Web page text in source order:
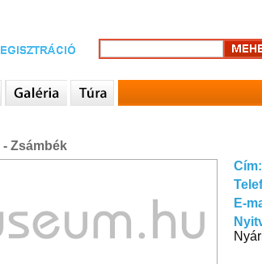
- Zsámbék
Cím:
E-